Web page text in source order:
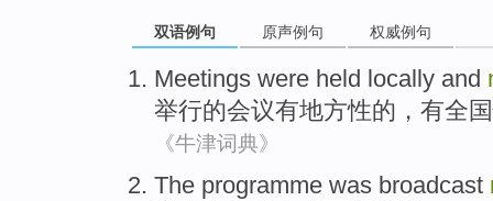
双语例句 原声例句 权威例句
Meetings were held locally and
举行的会议有地方性的， 有全
《牛津词典》
The programme was broadcast